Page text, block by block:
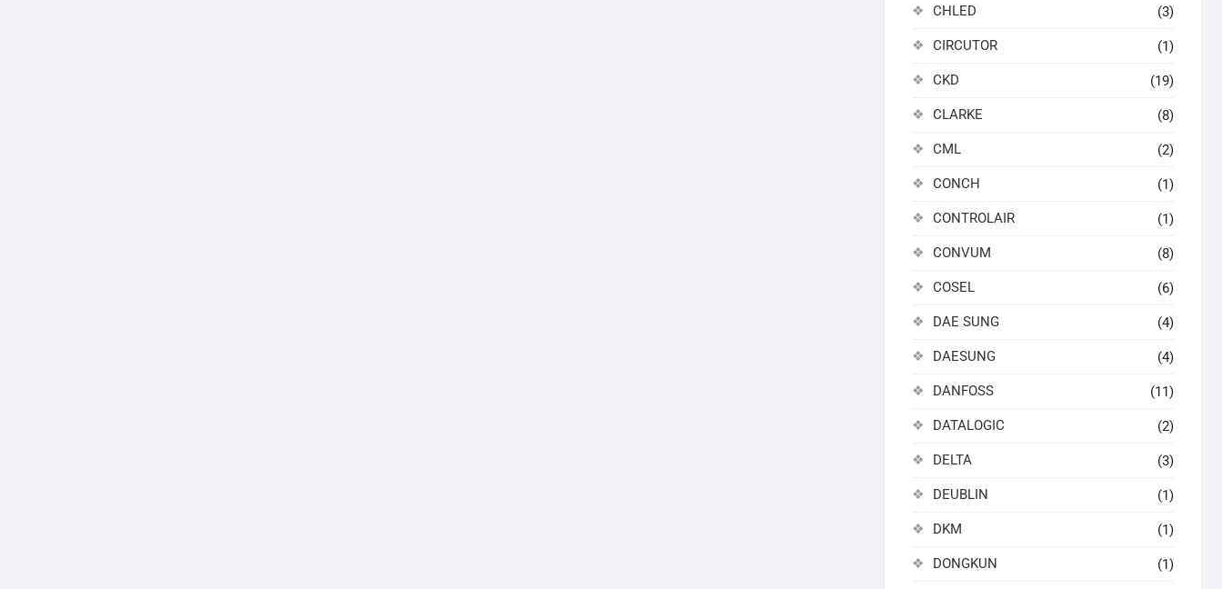
CHLED (3)
CIRCUTOR (1)
CKD (19)
CLARKE (8)
CML (2)
CONCH (1)
CONTROLAIR (1)
CONVUM (8)
COSEL (6)
DAE SUNG (4)
DAESUNG (4)
DANFOSS (11)
DATALOGIC (2)
DELTA (3)
DEUBLIN (1)
DKM (1)
DONGKUN (1)